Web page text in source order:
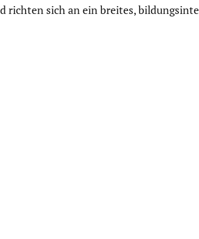
richten sich an ein breites,